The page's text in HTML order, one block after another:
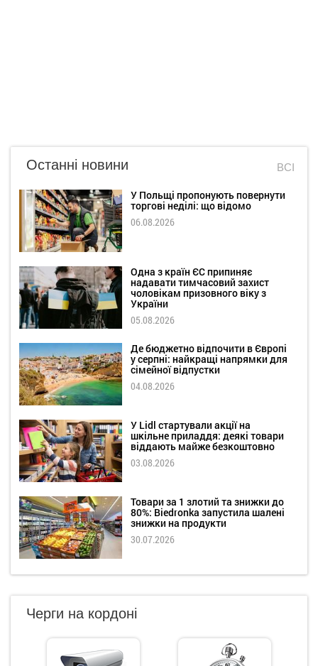
Останні новини ВСІ
У Польщі пропонують повернути
торгові неділі: що відомо
06.08.2026
Одна з країн ЄС припиняє
надавати тимчасовий захист
чоловікам призовного віку з
України
05.08.2026
Де бюджетно відпочити в Європі
у серпні: найкращі напрямки для
сімейної відпустки
04.08.2026
У Lidl стартували акції на
шкільне приладдя: деякі товари
віддають майже безкоштовно
03.08.2026
Товари за 1 злотий та знижки до
80%: Biedronka запустила шалені
знижки на продукти
30.07.2026
Черги на кордоні